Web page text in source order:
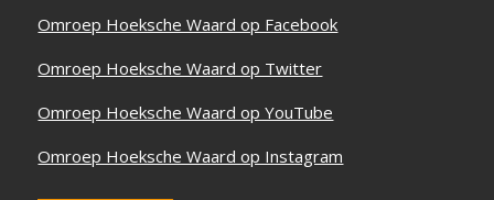
Omroep Hoeksche Waard op Facebook
Omroep Hoeksche Waard op Twitter
Omroep Hoeksche Waard op YouTube
Omroep Hoeksche Waard op Instagram